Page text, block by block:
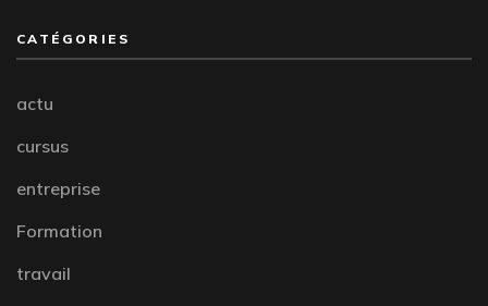
CATÉGORIES
actu
cursus
entreprise
Formation
travail